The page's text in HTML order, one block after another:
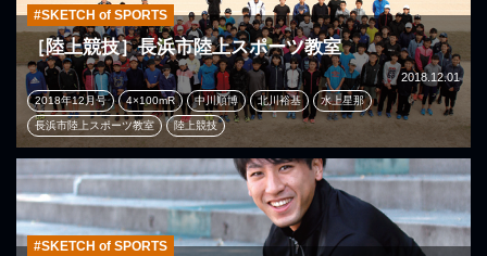
#SKETCH of SPORTS
［陸上競技］長浜市陸上スポーツ教室
2018.12.01
2018年12月号 4×100mR 中川順博 北川裕基 水上星那
長浜市陸上スポーツ教室 陸上競技
#SKETCH of SPORTS